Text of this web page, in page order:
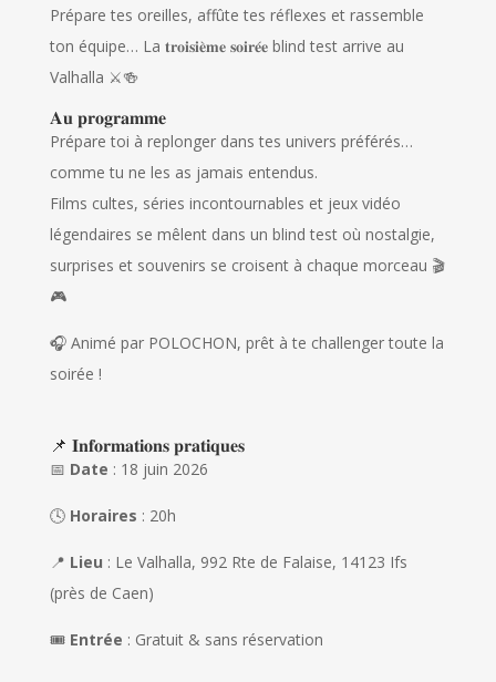
Prépare tes oreilles, affûte tes réflexes et rassemble
ton équipe… La 𝐭𝐫𝐨𝐢𝐬𝐢𝐞̀𝐦𝐞 𝐬𝐨𝐢𝐫𝐞́𝐞 blind test arrive au
Valhalla ⚔️🍻
𝐀𝐮 𝐩𝐫𝐨𝐠𝐫𝐚𝐦𝐦𝐞
Prépare toi à replonger dans tes univers préférés…
comme tu ne les as jamais entendus.
Films cultes, séries incontournables et jeux vidéo
légendaires se mêlent dans un blind test où nostalgie,
surprises et souvenirs se croisent à chaque morceau 🎬
🎮
🎧 Animé par POLOCHON, prêt à te challenger toute la
soirée !
📌 𝐈𝐧𝐟𝐨𝐫𝐦𝐚𝐭𝐢𝐨𝐧𝐬 𝐩𝐫𝐚𝐭𝐢𝐪𝐮𝐞𝐬
📅 Date : 18 juin 2026
🕓 Horaires : 20h
📍 Lieu : Le Valhalla, 992 Rte de Falaise, 14123 Ifs
(près de Caen)
🎟️ Entrée : Gratuit & sans réservation